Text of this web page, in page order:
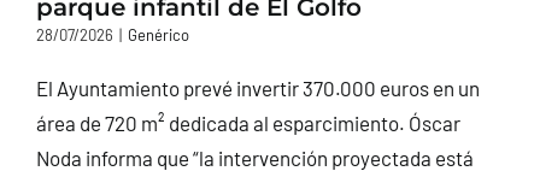
parque infantil de El Golfo
28/07/2026 | Genérico
El Ayuntamiento prevé invertir 370.000 euros en un
área de 720 m² dedicada al esparcimiento. Óscar
Noda informa que “la intervención proyectada está